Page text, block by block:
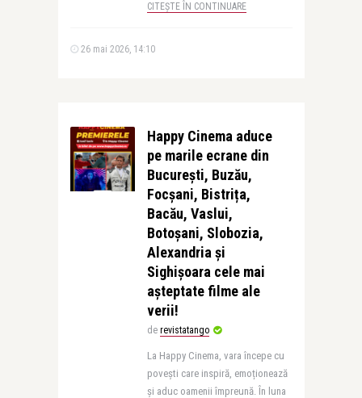
CITEȘTE ÎN CONTINUARE
26 mai 2026, 14:10
Happy Cinema aduce
pe marile ecrane din
București, Buzău,
Focșani, Bistrița,
Bacău, Vaslui,
Botoșani, Slobozia,
Alexandria și
Sighișoara cele mai
așteptate filme ale
verii!
de revistatango
La Happy Cinema, vara începe cu
povești care inspiră, emoționează
și aduc oamenii împreună. În luna